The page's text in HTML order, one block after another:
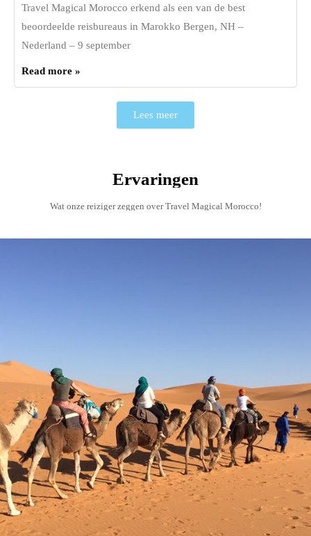
Travel Magical Morocco erkend als een van de best
beoordeelde reisbureaus in Marokko Bergen, NH –
Nederland – 9 september
Read more »
Lees meer
Ervaringen
Wat onze reiziger zeggen over Travel Magical Morocco!